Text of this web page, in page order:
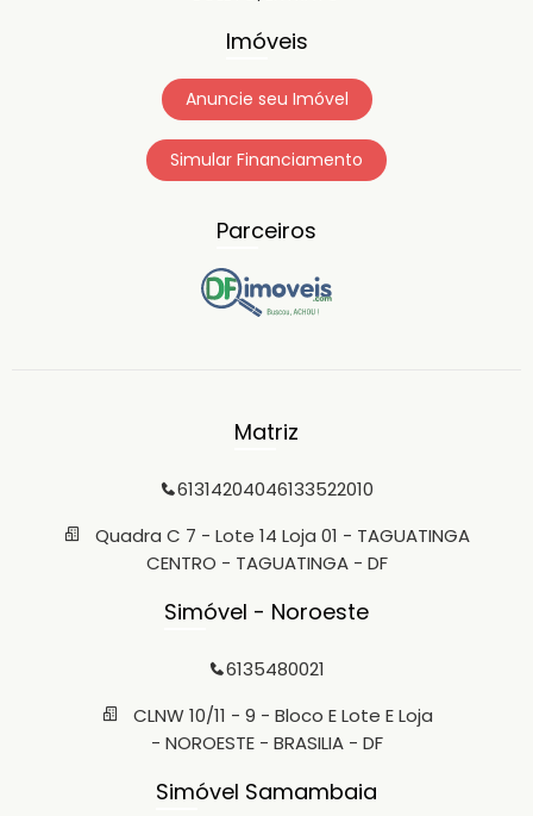
Imóveis
Anuncie seu Imóvel
Simular Financiamento
Parceiros
Matriz
61314204046133522010
Quadra C 7 - Lote 14 Loja 01 - TAGUATINGA
CENTRO - TAGUATINGA - DF
Simóvel - Noroeste
6135480021
CLNW 10/11 - 9 - Bloco E Lote E Loja
- NOROESTE - BRASILIA - DF
Simóvel Samambaia